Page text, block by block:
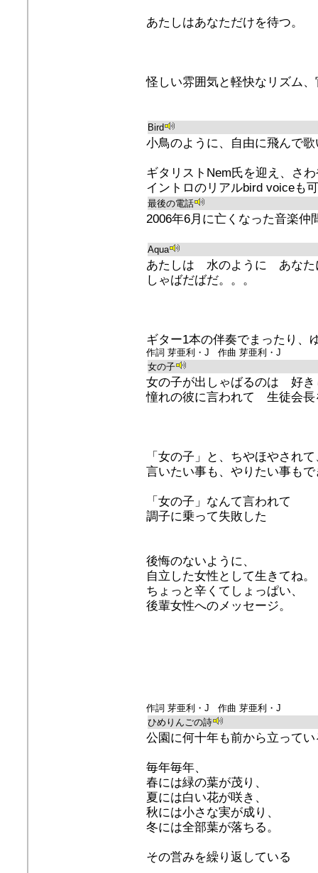
あたしはあなただけを待つ。
怪しい雰囲気と軽快なリズム
Bird
小鳥のように、自由に飛んで
ギタリストNem氏を迎え、さ
イントロのリアルbird voiceも
最後の電話
2006年6月に亡くなった音楽仲
Aqua
あたしは 水のように あなた
しゃばだばだ。。。
ギター1本の伴奏でまったり、
作詞 芽亜利・J 作曲 芽亜利・J
女の子
女の子が出しゃばるのは 好き
憧れの彼に言われて 生徒会長
「女の子」と、ちやほやされて
言いたい事も、やりたい事も
「女の子」なんて言われて
調子に乗って失敗した
後悔のないように、
自立した女性として生きてね。
ちょっと辛くてしょっぱい、
後輩女性へのメッセージ。
作詞 芽亜利・J 作曲 芽亜利・J
ひめりんごの詩
公園に何十年も前から立って
毎年毎年、
春には緑の葉が茂り、
夏には白い花が咲き、
秋には小さな実が成り、
冬には全部葉が落ちる。
その営みを繰り返している